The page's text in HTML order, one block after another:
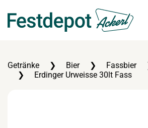
Zum Hauptinhalt springen
Getränke Bier Fassbier
Erdinger Urweisse 30lt Fass